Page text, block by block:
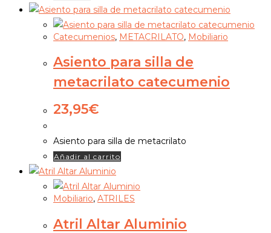
Catecumenios, METACRILATO, Mobiliario
Asiento para silla de
metacrilato catecumenio
23,95€
Asiento para silla de metacrilato
Añadir al carrito
Mobiliario, ATRILES
Atril Altar Aluminio